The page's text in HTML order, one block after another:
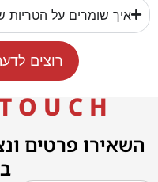
איך שומרים על הטריות של
רוצים
U C H
השאירו פרטים